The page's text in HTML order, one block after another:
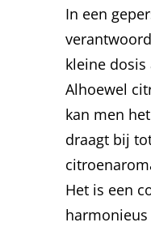
In een
kleine dosis
Alhoewel
kan men
draagt bij
Het is een